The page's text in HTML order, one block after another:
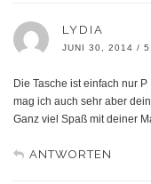
LYDIA
JUNI 30, 2014 /
Die Tasche ist einfach nur
mag ich auch sehr aber
Ganz viel Spaß mit deiner
ANTWORTEN